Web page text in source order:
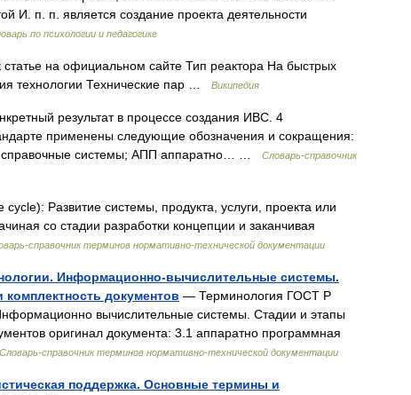
И. п. п. является создание проекта деятельности
по психологии и педагогике
на официальном сайте Тип реактора На быстрых
технологии Технические пар …
Википедия
результат в процессе создания ИВС. 4
применены следующие обозначения и сокращения:
системы; АПП аппаратно… …
Словарь-справочник
Развитие системы, продукта, услуги, проекта или
со стадии разработки концепции и заканчивая
справочник терминов нормативно-технической документации
Информационно-вычислительные системы.
документов — Терминология ГОСТ Р
вычислительные системы. Стадии и этапы
оригинал документа: 3.1 аппаратно программная
Словарь-справочник терминов нормативно-технической документации
поддержка. Основные термины и